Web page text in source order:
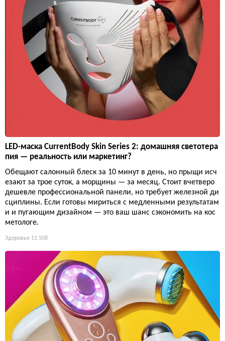
LED-маска CurrentBody Skin Series 2: домашняя светотера
пия — реальность или маркетинг?
Обещают салонный блеск за 10 минут в день, но прыщи исч
езают за трое суток, а морщины — за месяц. Стоит вчетверо
дешевле профессиональной панели, но требует железной ди
сциплины. Если готовы мириться с медленными результатам
и и пугающим дизайном — это ваш шанс сэкономить на кос
метологе.
Здоровье 11 508